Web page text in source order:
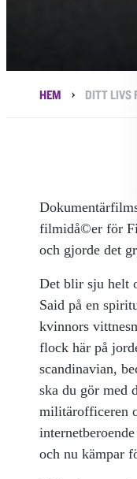
HEM › DITT LIVS
filmidå©er för
och gjorde det
Det blir sju helt
Said på en
kvinnors
flock här på
scandinavian,
ska du gör med
militärofficeren
och nu kämpar